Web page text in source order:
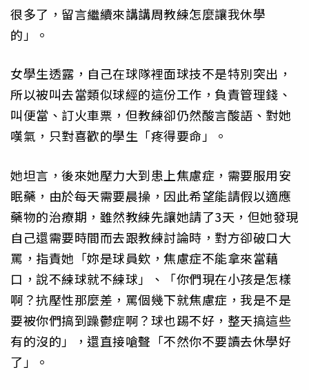
很多了，留言繼續來講講周教練怎麼讓我休學
的」。
女學生透露，自己在球隊裡面球技不是特別突出，
所以被叫去當類似球經的這份工作，負責管理錢、
叫便當、訂火車票，但教練卻仍然酸言酸語、對她
嘆氣，只對喜歡的學生「疼得要命」。
她坦言，後來她壓力大到患上焦慮症，需要服用安
眠藥，由於每天需要晨操，因此希望能請假以適應
藥物的治療期，雖然教練先讓她請了3天，但她發現
自己還需要時間而去跟教練討論時，對方卻破口大
罵，指責她「妳是球員欸，焦慮症不能拿來當藉
口，說不練球就不練球」、「你們現在小孩是怎樣
啊？抗壓性那麼差，罵個幾下就焦慮症，我是不是
要被你們搞到躁鬱症啊？球也踢不好，整天搞這些
有的沒的」，還直接嗆聲「不然你不要讀去休學好
了」。